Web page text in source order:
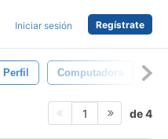
Iniciar sesión Regístrate
Perfil Computadora
1 de 4